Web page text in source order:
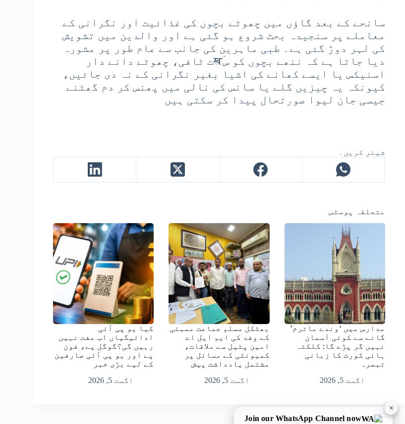
سانحے کے بعد گاؤں میں چھوٹے بچوں کی غذائیت اور نگرانی کے
معاملے پر سنجیدہ بحث شروع ہو گئی ہے اور والدین میں تشویش
کی لہر دوڑ گئی ہے۔ طبی ماہرین کی جانب سے عام طور پر مشورہ
دیا جاتا ہے کہ ننھے بچوں کو سखّت ٹافی، چھوٹے دانے دار
اسنیکس یا ایسے کھانے کی اشیا بغیر نگرانی کے نہ دی جائیں،
کیونکہ یہ چیزیں گلے یا سانس کی نالی میں پھنس کر دم گھٹنے
جیسی جان لیوا صورتحال پیدا کر سکتی ہیں
Join our WhatsApp Channel now
×
شیئر کریں۔
متعلقہ پوسٹس
مدارس میں ‘وندے ماترم’
گانے سے کوئی آسمان
نہیں گر پڑے گا: کلکتہ
ہائی کورٹ کا زبانی
تبصرہ
اگست 5, 2026
بھٹکل مسلم جماعت ممبئی
کے وفد کی ایم ایل اے
امین پٹیل سے ملاقات،
کمیونٹی کے مسائل پر
مشتمل یادداشت پیش
اگست 5, 2026
کیا یو پی آئی
ادائیگیاں اب مفت نہیں
رہیں گی؟گوگل پے، فون
پے اور یو پی آئی صارفین
کے لیے بڑی خبر
اگست 5, 2026